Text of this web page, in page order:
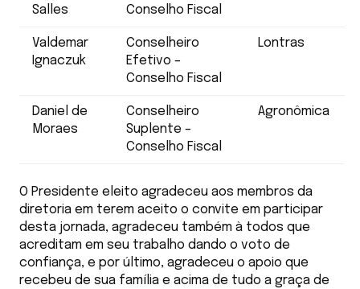
Salles
Conselho Fiscal
Valdemar
Ignaczuk
Conselheiro
Efetivo –
Conselho Fiscal
Lontras
Daniel de
Moraes
Conselheiro
Suplente –
Conselho Fiscal
Agronômica
O Presidente eleito agradeceu aos membros da
diretoria em terem aceito o convite em participar
desta jornada, agradeceu também à todos que
acreditam em seu trabalho dando o voto de
confiança, e por último, agradeceu o apoio que
recebeu de sua família e acima de tudo a graça de